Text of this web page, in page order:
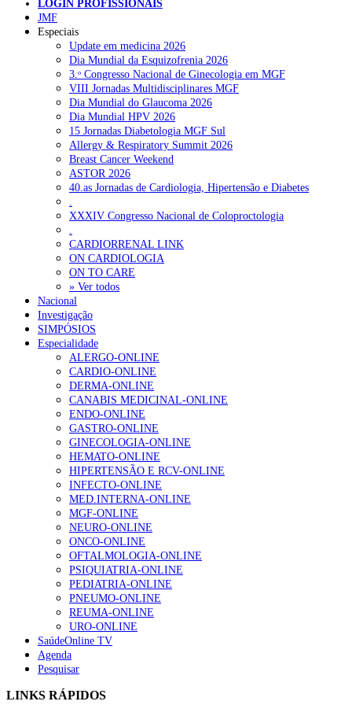
NOTÍCIAS RECENTES
Quase 11.900 jovens recorreram aos cheques psicólogo e
nutricionista no primeiro mês 7 de Agosto, 2026
ULS de Coimbra estreia cirurgia endoscópica do ouvido com
apoio robótico em Portugal 7 de Agosto, 2026
Enfermeiros exigem esclarecimentos sobre eventual gestão
privada da ULS do Algarve 7 de Agosto, 2026
Ordem dos Médicos alerta para riscos no novo sistema de acesso
a consultas e cirurgias
Portugal está a formar os médicos de que precisa?
2026
NOTÍCIAS MAIS LIDAS
Enfermagem Forense. “Da urgência ao tribunal, cada
gesto conta e cada profissional faz a diferença”
203 visualizações
1.º Episódio do Podcast “Frequência Cardio – Sintoniza-
te na Insuficiência Cardíaca” da Bayer
202 visualizações
Alguns milhares de utentes podem ficar sem médico de
família com nova regras do registo, alerta associação
160 visualizações
“Os programas de rastreio do cancro do pulmão são
custo-efetivos e representam um investimento
sustentável para os sistemas de saúde”
94 visualizações
Quase quatro em cada dez doentes com enfarte
LOGIN PROFISSIONAIS
JMF
Especiais
Update em medicina 2026
Dia Mundial da Esquizofrenia 2026
3.ᵒ Congresso Nacional de Ginecologia em MGF
VIII Jornadas Multidisciplinares MGF
Dia Mundial do Glaucoma 2026
Dia Mundial HPV 2026
15 Jornadas Diabetologia MGF Sul
Allergy & Respiratory Summit 2026
Breast Cancer Weekend
ASTOR 2026
40.as Jornadas de Cardiologia, Hipertensão e Diabetes
.
XXXIV Congresso Nacional de Coloproctologia
.
CARDIORRENAL LINK
ON CARDIOLOGIA
ON TO CARE
» Ver todos
Nacional
Investigação
SIMPÓSIOS
Especialidade
ALERGO-ONLINE
CARDIO-ONLINE
DERMA-ONLINE
CANABIS MEDICINAL-ONLINE
ENDO-ONLINE
GASTRO-ONLINE
GINECOLOGIA-ONLINE
HEMATO-ONLINE
HIPERTENSÃO E RCV-ONLINE
INFECTO-ONLINE
MED.INTERNA-ONLINE
MGF-ONLINE
NEURO-ONLINE
ONCO-ONLINE
OFTALMOLOGIA-ONLINE
PSIQUIATRIA-ONLINE
PEDIATRIA-ONLINE
PNEUMO-ONLINE
REUMA-ONLINE
URO-ONLINE
SaúdeOnline TV
Agenda
Pesquisar
LINKS RÁPIDOS